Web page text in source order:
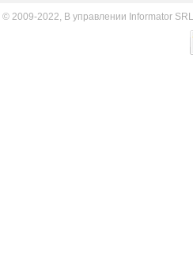
© 2009-2022, В управлении Informator SRL